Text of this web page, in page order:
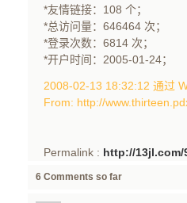
*友情链接：108 个；
*总访问量：646464 次；
*登录次数：6814 次；
*开户时间：2005-01-24；
2008-02-13 18:32:12 通过
From: http://
Permalink : http://13jl.com/
6 Comments so far